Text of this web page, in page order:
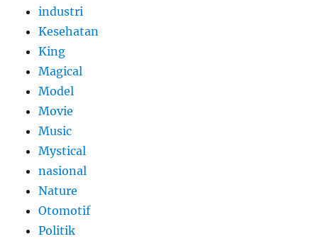
industri
Kesehatan
King
Magical
Model
Movie
Music
Mystical
nasional
Nature
Otomotif
Politik